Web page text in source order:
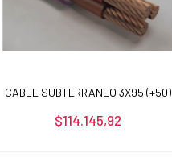
CABLE SUBTERRANEO 3X95 (+50)
$114.145,92